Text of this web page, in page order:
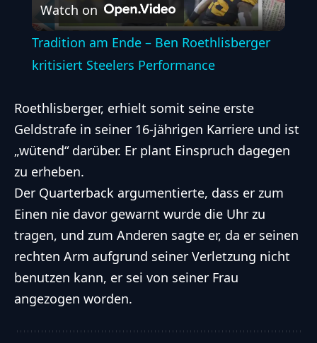
Video
Watch on
Tradition am Ende – Ben Roethlisberger
kritisiert Steelers Performance
Roethlisberger, erhielt somit seine erste
Geldstrafe in seiner 16-jährigen Karriere und ist
„wütend“ darüber. Er plant Einspruch dagegen
zu erheben.
Der Quarterback argumentierte, dass er zum
Einen nie davor gewarnt wurde die Uhr zu
tragen, und zum Anderen sagte er, da er seinen
rechten Arm aufgrund seiner Verletzung nicht
benutzen kann, er sei von seiner Frau
angezogen worden.